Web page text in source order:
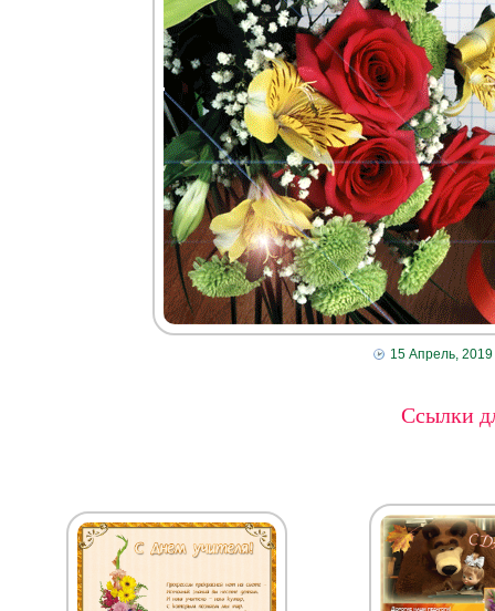
15 Апрель, 2019
Ссылки